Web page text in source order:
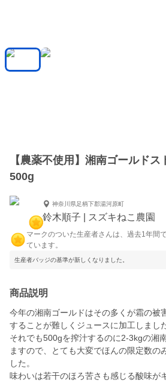
【農薬不使用】湘南ゴールド
500g
神奈川県足柄下郡湯河原町
鈴木順子 | スズキねこ農園
マークのついた生産者さんは、過去1年間
ています。
生産者バッジの基準が新しくなりました。
商品説明
今年の湘南ゴールドはその多くが霜の被
することが難しくジュースに加工しました
それでも500gを搾汁するのに2-3kgの湘
ますので、とても大変でほんの限定数の
した。
味わいは若干のほろ苦さも感じる酸味が